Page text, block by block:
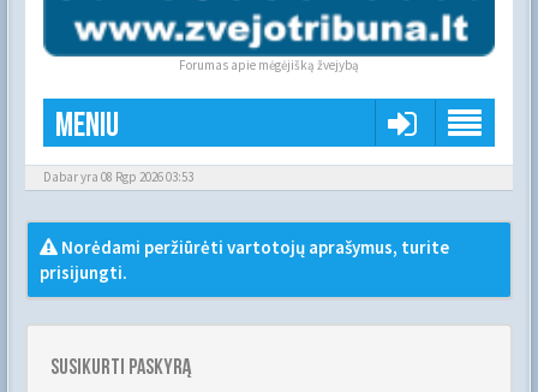
Forumas apie mėgėjišką žvejybą
Meniu
Dabar yra 08 Rgp 2026 03:53
Norėdami peržiūrėti vartotojų aprašymus, turite
prisijungti.
Susikurti paskyrą